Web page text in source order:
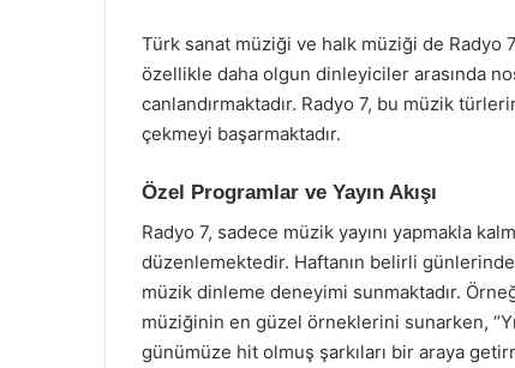
Türk sanat müziği ve halk müziği de Radyo
özellikle daha olgun dinleyiciler arasında
canlandırmaktadır. Radyo 7, bu müzik
çekmeyi başarmaktadır.
Özel Programlar ve Yayın Akışı
Radyo 7, sadece müzik yayını yapmakla
düzenlemektedir. Haftanın belirli
müzik dinleme deneyimi sunmaktadır.
müziğinin en güzel örneklerini sunarken,
günümüze hit olmuş şarkıları bir araya